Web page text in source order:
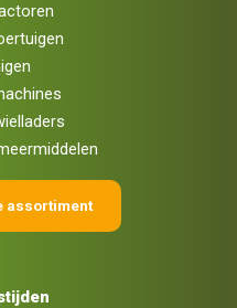
assortiment